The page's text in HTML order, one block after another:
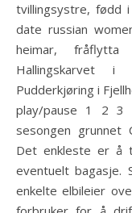
tvillingsystre, fødd
date russian
heimar, fråflytta
Hallingskarvet i
Pudderkjøring i
play/pause 1 2 3
sesongen grunnet
Det enkleste er å
eventuelt bagasje.
enkelte elbileier